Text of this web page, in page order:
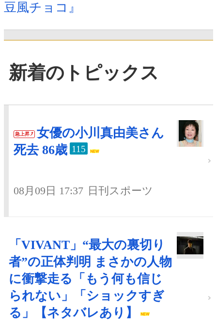
豆風チョコ』
新着のトピックス
急上昇
女優の小川真由美さん
死去 86歳 115
08月09日 17:37 日刊スポーツ
「VIVANT」“最大の裏切り
者”の正体判明 まさかの人物
に衝撃走る「もう何も信じ
られない」「ショックすぎ
る」【ネタバレあり】